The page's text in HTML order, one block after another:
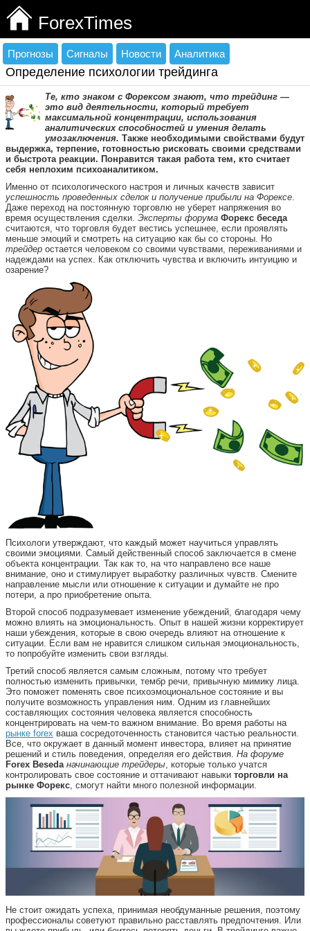
ForexTimes
Прогнозы Сигналы Новости Аналитика
Определение психологии трейдинга
Те, кто знаком с Форексом знают, что трейдинг —
это вид деятельности, который требует
максимальной концентрации, использования
аналитических способностей и умения делать
умозаключения. Также необходимыми свойствами будут
выдержка, терпение, готовностью рисковать своими средствами
и быстрота реакции. Понравится такая работа тем, кто считает
себя неплохим психоаналитиком.
Именно от психологического настроя и личных качеств зависит
успешность проведенных сделок и получение прибыли на Форексе.
Даже переход на постоянную торговлю не уберет напряжения во
время осуществления сделки. Эксперты форума Форекс беседа
считаются, что торговля будет вестись успешнее, если проявлять
меньше эмоций и смотреть на ситуацию как бы со стороны. Но
трейдер остается человеком со своими чувствами, переживаниями и
надеждами на успех. Как отключить чувства и включить интуицию и
озарение?
Психологи утверждают, что каждый может научиться управлять
своими эмоциями. Самый действенный способ заключается в смене
объекта концентрации. Так как то, на что направлено все наше
внимание, оно и стимулирует выработку различных чувств. Смените
направление мысли или отношение к ситуации и думайте не про
потери, а про приобретение опыта.
Второй способ подразумевает изменение убеждений, благодаря чему
можно влиять на эмоциональность. Опыт в нашей жизни корректирует
наши убеждения, которые в свою очередь влияют на отношение к
ситуации. Если вам не нравится слишком сильная эмоциональность,
то попробуйте изменить свои взгляды.
Третий способ является самым сложным, потому что требует
полностью изменить привычки, тембр речи, привычную мимику лица.
Это поможет поменять свое психоэмоциональное состояние и вы
получите возможность управления ним. Одним из главнейших
составляющих состояния человека является способность
концентрировать на чем-то важном внимание. Во время работы на
рынке forex ваша сосредоточенность становится частью реальности.
Все, что окружает в данный момент инвестора, влияет на принятие
решений и стиль поведения, определяя его действия. На форуме
Forex Beseda начинающие трейдеры, которые только учатся
контролировать свое состояние и оттачивают навыки торговли на
рынке Форекс, смогут найти много полезной информации.
Не стоит ожидать успеха, принимая необдуманные решения, поэтому
профессионалы советуют правильно расставлять предпочтения. Или